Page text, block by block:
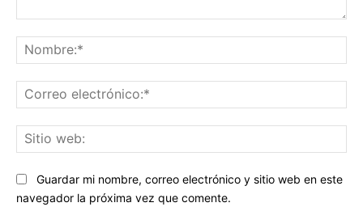
Guardar mi nombre, correo electrónico y sitio web en este
navegador la próxima vez que comente.